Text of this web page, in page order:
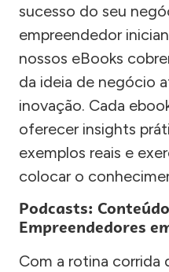
sucesso do seu
empreendedor
nossos eBooks
da ideia de negócio
inovação. Cada
oferecer insights
exemplos reais e
colocar o
Podcasts:
Empreendedores
Com a rotina corrida